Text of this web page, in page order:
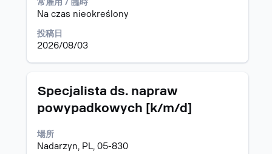
キ
ー
で
選
す。
常雇用 / 臨時
Na czas nieokreślony
投稿日
2026/08/03
ン
ン
ツ
す
る
は、
Space
タ
ト
Specjalista ds. napraw
powypadkowych [k/m/d]
場所
Nadarzyn, PL, 05-830
求
情
の
全